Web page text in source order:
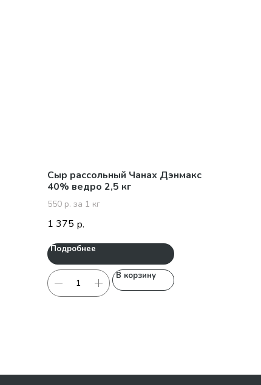
Сыр рассольный Чанах Дэнмакс
40% ведро 2,5 кг
550 р. за 1 кг
1 375 р.
Подробнее
В корзину